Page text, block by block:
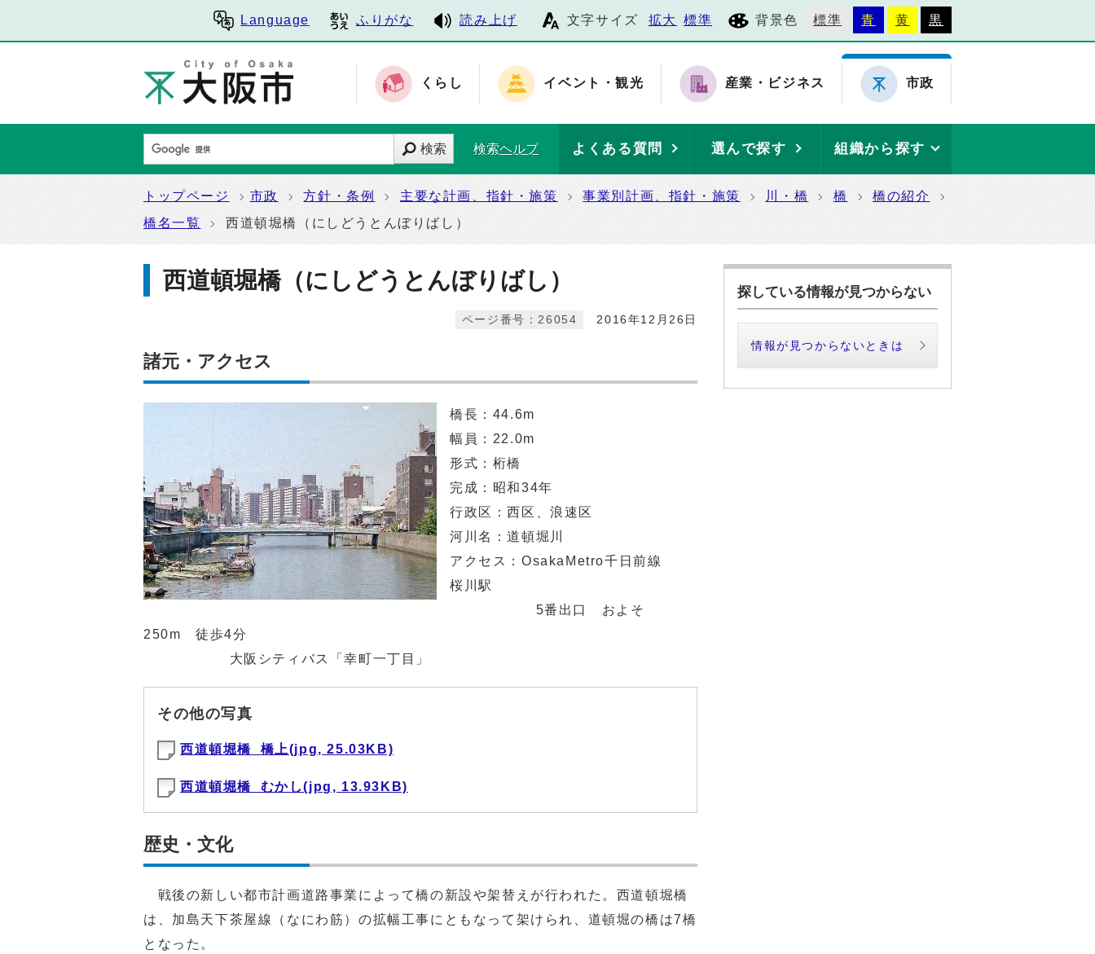
Language ふりがな 読み上げ 文字サイズ 拡大 標準 背景色 標準 青 黄 黒
くらし イベント・観光 産業・ビジネス 市政
検索 検索ヘルプ よくある質問 選んで探す 組織から探す
トップページ 市政 方針・条例 主要な計画、指針・施策 事業別計画、指針・施策 川・橋 橋
橋の紹介
橋名一覧
西道頓堀橋（にしどうとんぼりばし）
西道頓堀橋（にしどうとんぼりばし）
2016年12月26日
ページ番号：26054
諸元・アクセス
橋長：44.6m
幅員：22.0m
形式：桁橋
完成：昭和34年
行政区：西区、浪速区
河川名：道頓堀川
アクセス：OsakaMetro千日前線
桜川駅
5番出口 およそ
250m 徒歩4分
大阪シティバス「幸町一丁目」
その他の写真
西道頓堀橋_橋上(jpg, 25.03KB)
西道頓堀橋_むかし(jpg, 13.93KB)
歴史・文化
戦後の新しい都市計画道路事業によって橋の新設や架替えが行われた。西道頓堀橋
は、加島天下茶屋線（なにわ筋）の拡幅工事にともなって架けられ、道頓堀の橋は7橋
となった。
探している情報が見つからない
情報が見つからないときは